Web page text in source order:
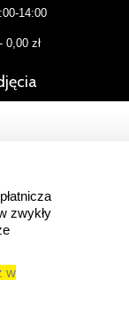
14:00
- 0,00 zł
zwykły
w